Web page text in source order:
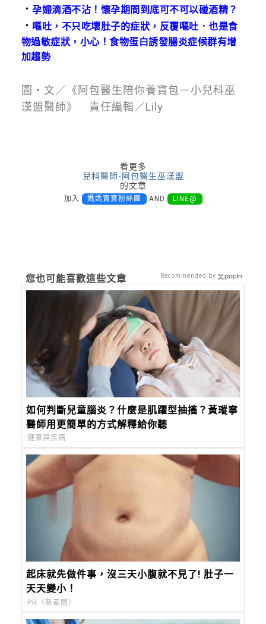
．孕婦滴酒不沾！懷孕期間到底可不可以碰酒精？
． 嘔吐，不只吃壞肚子的症狀，反覆嘔吐．也是食
物過敏症狀，小心！食物蛋白誘發腸炎症候群有增
加趨勢
圖・文／《阿包醫生陪你養寶包－小兒科巫
漢盟醫師》 責任編輯／Lily
看更多
兒科醫師-阿包醫生巫漢盟
的文章
加入 媽媽寶寶粉絲團 AND LINE@
您也可能喜歡這些文章
如何判斷兒童腦炎？什麼是肌躍型抽搐？黃瑽寧
醫師用更簡單的方式解釋給你聽
健康與疾病
起床就先做件事，沒三天小腹就不見了! 肚子一
天天變小！
PR（新素簡）
Recommended by